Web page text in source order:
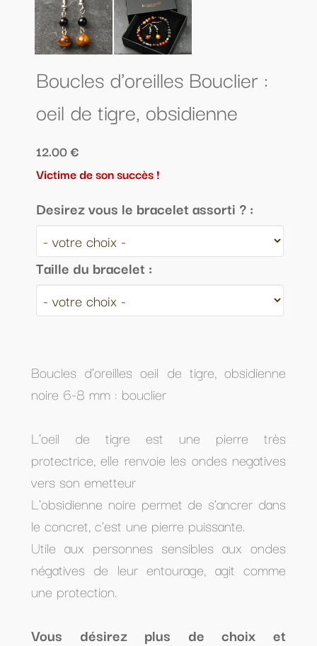
Boucles d'oreilles Bouclier :
oeil de tigre, obsidienne
12.00 €
Victime de son succès !
Desirez vous le bracelet assorti ? :
Taille du bracelet :
Boucles d'oreilles oeil de tigre, obsidienne
noire 6-8 mm : bouclier
L'oeil de tigre est une pierre très
protectrice, elle renvoie les ondes negatives
vers son emetteur
L'obsidienne noire permet de s'ancrer dans
le concret, c'est une pierre puissante.
Utile aux personnes sensibles aux ondes
négatives de leur entourage, agit comme
une protection.
Vous désirez plus de choix et